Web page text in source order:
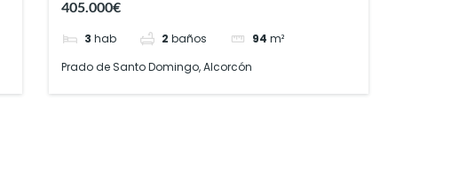
405.000€
3 hab 2 baños 94 m²
Prado de Santo Domingo, Alcorcón